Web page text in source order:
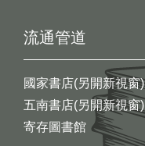
流通管道
國家書店(另開新視窗)
五南書店(另開新視窗)
寄存圖書館